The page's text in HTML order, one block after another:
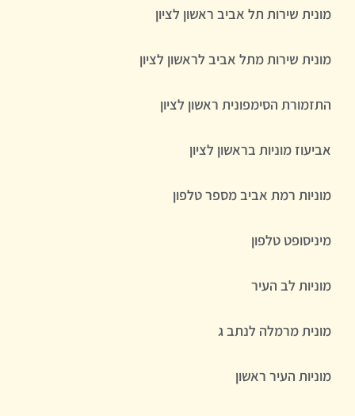
מונית שירות תל אביב ראשון לציון
מונית שירות מתל אביב לראשון לציון
התזמורת הסימפונית ראשון לציון
אביעוז מוניות בראשון לציון
מוניות רמת אביב מספר טלפון
מיניסופט טלפון
מוניות לב העיר
מונית מרמלה לנתב ג
מוניות העיר ראשון